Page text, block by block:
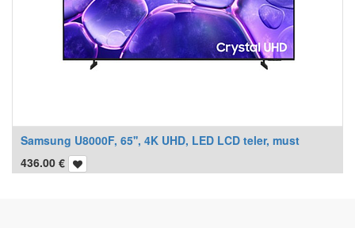
Samsung U8000F, 65'', 4K UHD, LED LCD teler, must
436.00 €